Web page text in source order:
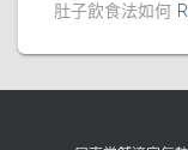
肚子飲食法如何